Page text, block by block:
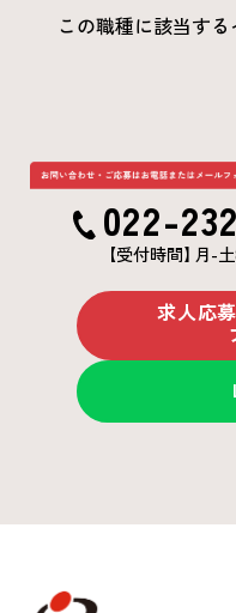
この職種に該当する
022-
【受付時間】 月-
求人応